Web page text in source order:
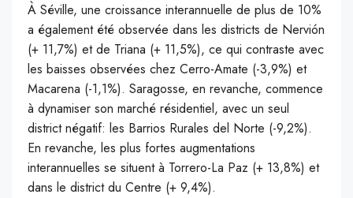
À Séville, une croissance interannuelle de plus de 10%
a également été observée dans les districts de Nervión
(+ 11,7%) et de Triana (+ 11,5%), ce qui contraste avec
les baisses observées chez Cerro-Amate (-3,9%) et
Macarena (-1,1%). Saragosse, en revanche, commence
à dynamiser son marché résidentiel, avec un seul
district négatif: les Barrios Rurales del Norte (-9,2%).
En revanche, les plus fortes augmentations
interannuelles se situent à Torrero-La Paz (+ 13,8%) et
dans le district du Centre (+ 9,4%).